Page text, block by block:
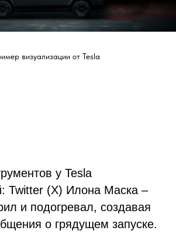
визуализации от Tesla
у Tesla
Twitter (X) Илона Маска –
и подогревал, создавая
о грядущем запуске.